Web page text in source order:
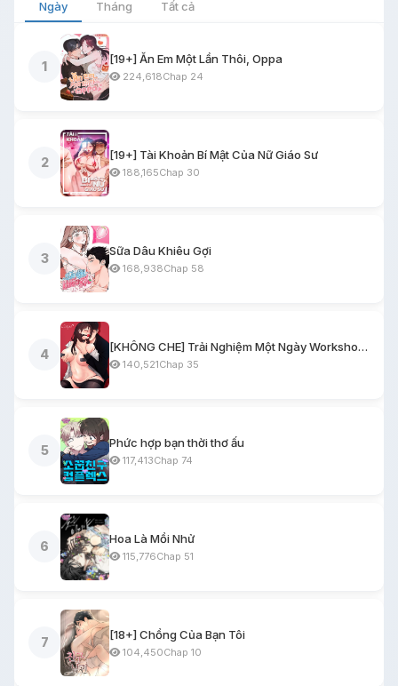
Ngày Tháng Tất cả
1
[19+] Ăn Em Một Lần Thôi, Oppa
224,618Chap 24
2
[19+] Tài Khoản Bí Mật Của Nữ Giáo Sư
188,165Chap 30
3
Sữa Dâu Khiêu Gợi
168,938Chap 58
4
[KHÔNG CHE] Trải Nghiệm Một Ngày Workshop BDSM
140,521Chap 35
5
Phức hợp bạn thời thơ ấu
117,413Chap 74
6
Hoa Là Mồi Nhử
115,776Chap 51
7
[18+] Chồng Của Bạn Tôi
104,450Chap 10